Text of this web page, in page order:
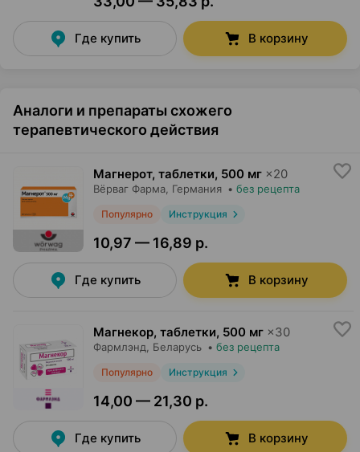
Где купить В корзину
Аналоги и препараты схожего
терапевтического действия
Магнерот, таблетки, 500 мг ×20
Вёрваг Фарма , Германия • без рецепта
Популярно Инструкция
10,97 — 16,89 р.
Где купить В корзину
Магнекор, таблетки, 500 мг ×30
Фармлэнд , Беларусь • без рецепта
Популярно Инструкция
14,00 — 21,30 р.
Где купить В корзину